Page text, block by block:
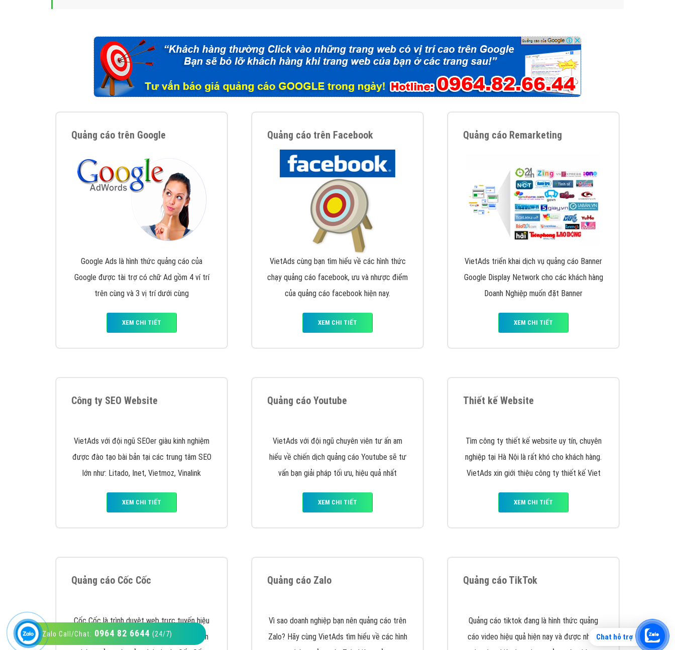
Chat hỗ trợ
Zalo Call/Chat: 0964 82 6644 (24/7)
Quảng cáo trên Google
Google Ads là hình thức quảng cáo của
Google được tài trợ có chữ Ad gồm 4 ví trí
trên cùng và 3 vị trí dưới cùng
XEM CHI TIẾT
Quảng cáo trên Facebook
VietAds cùng bạn tìm hiểu về các hình thức
chạy quảng cáo facebook, ưu và nhược điểm
của quảng cáo facebook hiện nay.
XEM CHI TIẾT
Quảng cáo Remarketing
VietAds triển khai dịch vụ quảng cáo Banner
Google Display Network cho các khách hàng
Doanh Nghiệp muốn đặt Banner
XEM CHI TIẾT
Công ty SEO Website
VietAds với đội ngũ SEOer giàu kinh nghiệm
lớn như: Litado, Inet, Vietmoz, Vinalink
Quảng cáo Youtube
VietAds với đội ngũ chuyên viên tư ấn am
vấn bạn giải pháp tối ưu, hiệu quả nhất
Thiết kế Website
Tìm công ty thiết kế website uy tín, chuyên
VietAds xin giới thiệu công ty thiết kế Viet